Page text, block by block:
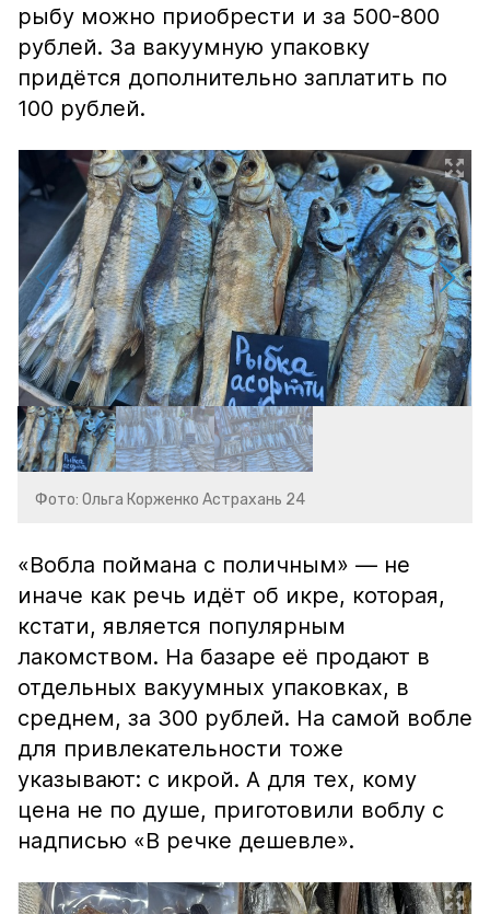
рыбу можно приобрести и за 500-800
рублей. За вакуумную упаковку
придётся дополнительно заплатить по
100 рублей.
Фото: Ольга Корженко Астрахань 24
«Вобла поймана с поличным» — не
иначе как речь идёт об икре, которая,
кстати, является популярным
лакомством. На базаре её продают в
отдельных вакуумных упаковках, в
среднем, за 300 рублей. На самой вобле
для привлекательности тоже
указывают: с икрой. А для тех, кому
цена не по душе, приготовили воблу с
надписью «В речке дешевле».